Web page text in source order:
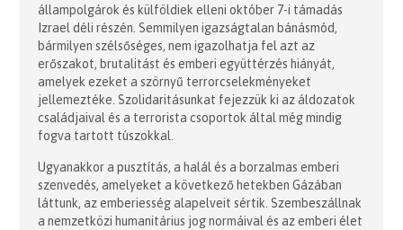
állampolgárok és külföldiek elleni október 7-i támadás
Izrael déli részén. Semmilyen igazságtalan bánásmód,
bármilyen szélsőséges, nem igazolhatja fel azt az
erőszakot, brutalitást és emberi együttérzés hiányát,
amelyek ezeket a szörnyű terrorcselekményeket
jellemeztéke. Szolidaritásunkat fejezzük ki az áldozatok
családjaival és a terrorista csoportok által még mindig
fogva tartott túszokkal.
Ugyanakkor a pusztítás, a halál és a borzalmas emberi
szenvedés, amelyeket a következő hetekben Gázában
láttunk, az emberiesség alapelveit sértik. Szembeszállnak
a nemzetközi humanitárius jog normáival és az emberi élet